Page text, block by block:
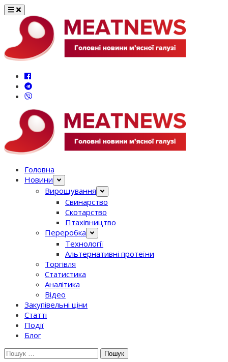
Перейти
вмісту
Головна
Новини
Вирощування
Свинарство
Скотарство
Птахівництво
Переробка
Технології
Альтернативні протеїни
Торгівля
Статистика
Аналітика
Відео
Закупівельні ціни
Статті
Події
Блог
Шукати: